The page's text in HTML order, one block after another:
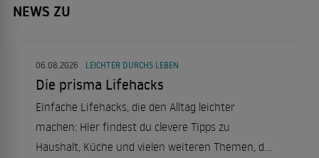
NEWS ZU
06.08.2026 LEICHTER DURCHS LEBEN
Die prisma Lifehacks
Einfache Lifehacks, die den Alltag leichter
machen: Hier findest du clevere Tipps zu
Haushalt, Küche und vielen weiteren Themen, die